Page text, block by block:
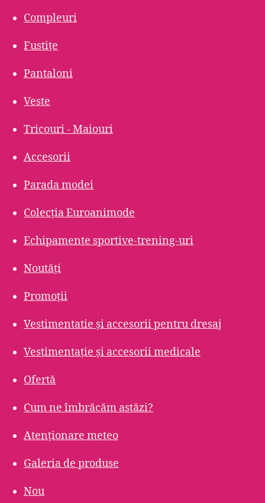
Compleuri
Fustițe
Pantaloni
Veste
Tricouri - Maiouri
Accesorii
Parada modei
Colecția Euroanimode
Echipamente sportive-trening-uri
Noutăți
Promoții
Vestimentatie și accesorii pentru dresaj
Vestimentație și accesorii medicale
Ofertă
Cum ne îmbrăcăm astăzi?
Atenționare meteo
Galeria de produse
Nou